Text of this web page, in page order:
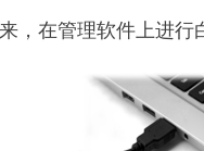
，在管理软件上进